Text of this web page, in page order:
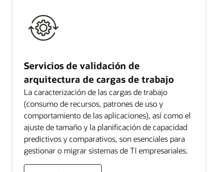
Servicios de validación de
arquitectura de cargas de trabajo
La caracterización de las cargas de trabajo
(consumo de recursos, patrones de uso y
comportamiento de las aplicaciones), así como el
ajuste de tamaño y la planificación de capacidad
predictivos y comparativos, son esenciales para
gestionar o migrar sistemas de TI empresariales.